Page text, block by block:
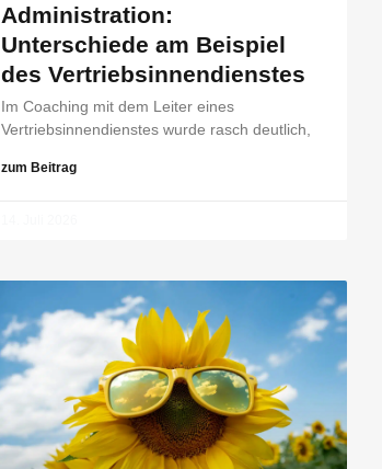
Administration:
Unterschiede am Beispiel
des Vertriebsinnendienstes
Im Coaching mit dem Leiter eines
Vertriebsinnendienstes wurde rasch deutlich,
zum Beitrag